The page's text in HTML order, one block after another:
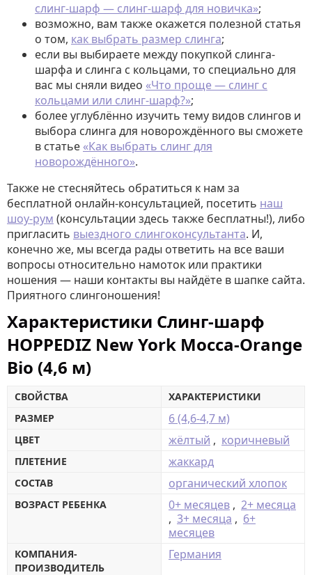
слинг-шарф — слинг-шарф для новичка»;
возможно, вам также окажется полезной статья
о том, как выбрать размер слинга;
если вы выбираете между покупкой слинга-
шарфа и слинга с кольцами, то специально для
вас мы сняли видео «Что проще — слинг с
кольцами или слинг-шарф?»;
более углублённо изучить тему видов слингов и
выбора слинга для новорождённого вы сможете
в статье «Как выбрать слинг для
новорождённого».
Также не стесняйтесь обратиться к нам за
бесплатной онлайн-консультацией, посетить наш
шоу-рум (консультации здесь также бесплатны!), либо
пригласить выездного слингоконсультанта. И,
конечно же, мы всегда рады ответить на все ваши
вопросы относительно намоток или практики
ношения — наши контакты вы найдёте в шапке сайта.
Приятного слингоношения!
Характеристики Слинг-шарф
HOPPEDIZ New York Mocca-Orange
Bio (4,6 м)
СВОЙСТВА
ХАРАКТЕРИСТИКИ
РАЗМЕР
6 (4,6-4,7 м)
ЦВЕТ жёлтый , коричневый
ПЛЕТЕНИЕ жаккард
СОСТАВ органический хлопок
ВОЗРАСТ РЕБЕНКА 0+ месяцев , 2+ месяца
, 3+ месяца , 6+
месяцев
КОМПАНИЯ-
ПРОИЗВОДИТЕЛЬ
Германия